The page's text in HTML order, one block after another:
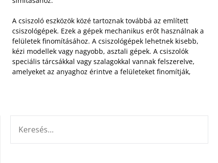
A csiszoló eszközök közé tartoznak továbbá az említett
csiszológépek. Ezek a gépek mechanikus erőt használnak a
felületek finomításához. A csiszológépek lehetnek kisebb,
kézi modellek vagy nagyobb, asztali gépek. A csiszolók
speciális tárcsákkal vagy szalagokkal vannak felszerelve,
amelyeket az anyaghoz érintve a felületeket finomítják,